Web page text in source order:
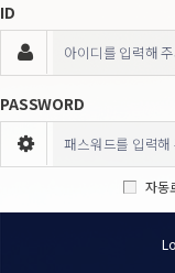
ID
아이디를 입력해
PASSWORD
패스워드를 입력해
자동